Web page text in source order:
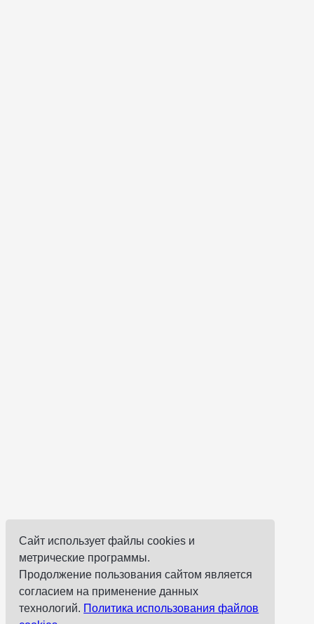
Сайт использует файлы cookies и
метрические программы.
Продолжение пользования сайтом является
согласием на применение данных
технологий. Политика использования файлов